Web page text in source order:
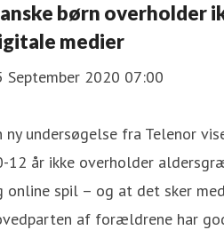
børn overholder
medier
September 2020 07:00
ny undersøgelse fra Telenor
12 år ikke overholder
online spil – og at det sker
af forældrene har